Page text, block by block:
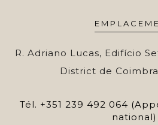
R. Adriano Lucas, Edifício
District de
Tél. +351 239 492 064
national)